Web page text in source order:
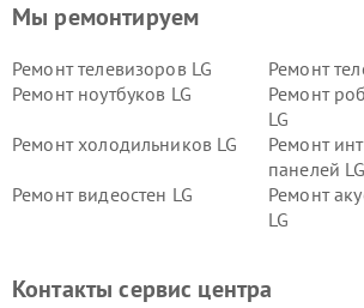
Мы ремонтируем
Ремонт телевизоров LG
Ремонт
Ремонт ноутбуков LG
Ремонт
LG
Ремонт холодильников LG
Ремонт
панелей LG
Ремонт видеостен LG
Ремонт
LG
Ремонт морозильных камер
Ремонт
Контакты сервис центра